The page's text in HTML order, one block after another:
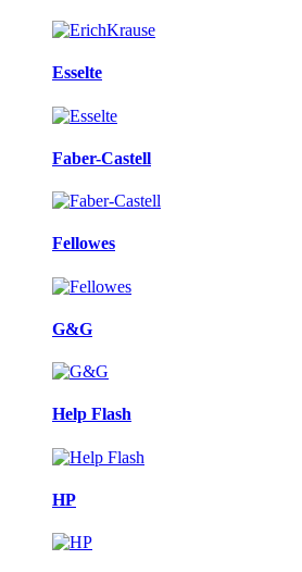
Esselte
Faber-Castell
Fellowes
G&G
Help Flash
HP